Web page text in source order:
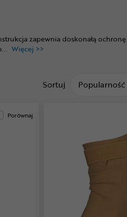
zapewnia doskonałą
... Więcej >>
Sortuj Sortuj od
Porównaj